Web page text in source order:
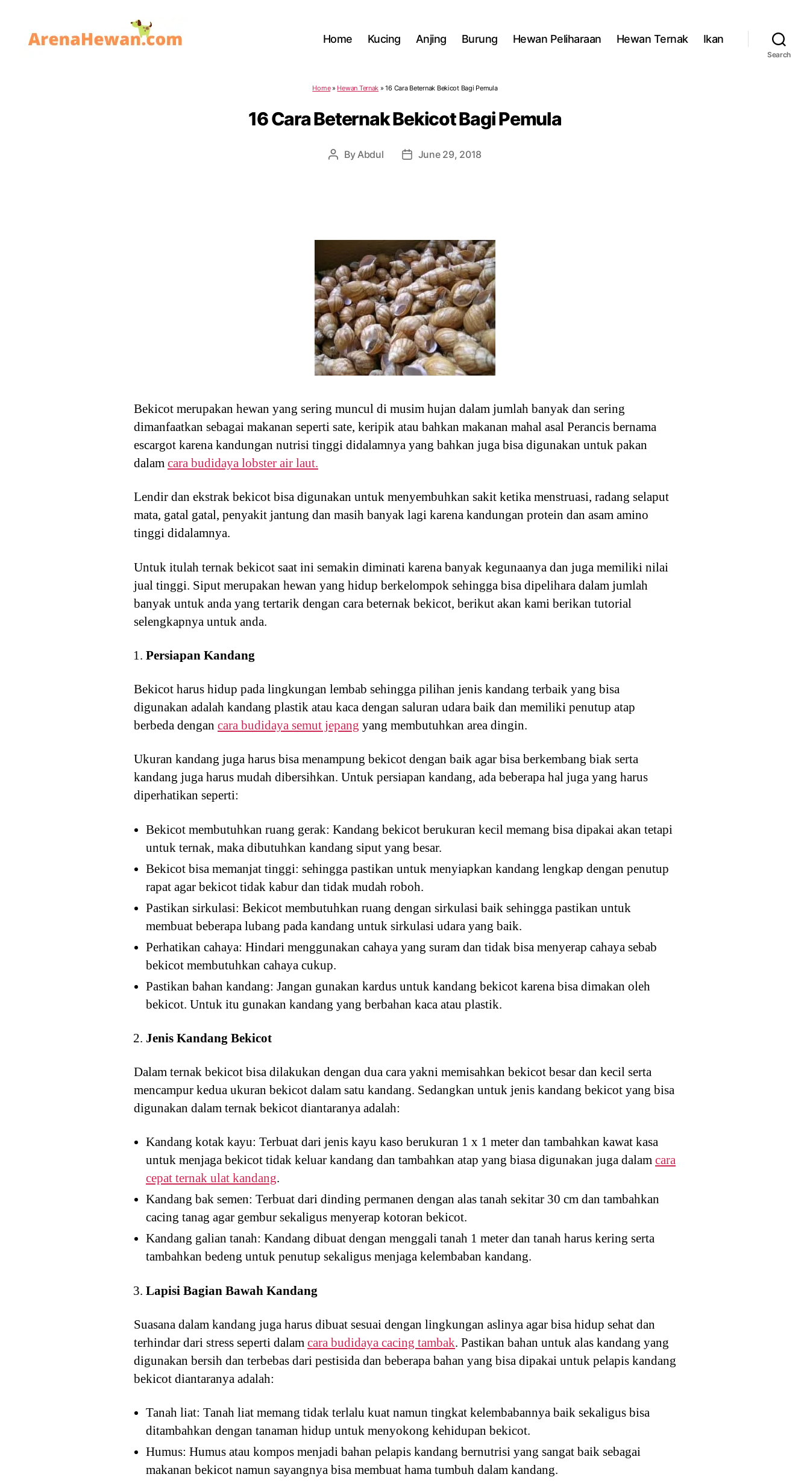
Home Kucing Anjing Burung Hewan Peliharaan Hewan Ternak Ikan
Search
Home» Hewan Ternak »16 Cara Beternak Bekicot Bagi Pemula
16 Cara Beternak Bekicot Bagi Pemula
Post
ByAbdul
PostJune 29, 2018
Bekicot merupakan hewan yang sering muncul di musim hujan dalam jumlah banyak dan sering
dimanfaatkan sebagai makanan seperti sate, keripik atau bahkan makanan mahal asal Perancis bernama
escargot karena kandungan nutrisi tinggi didalamnya yang bahkan juga bisa digunakan untuk pakan
dalam cara budidaya lobster air laut.
Lendir dan ekstrak bekicot bisa digunakan untuk menyembuhkan sakit ketika menstruasi, radang selaput
mata, gatal gatal, penyakit jantung dan masih banyak lagi karena kandungan protein dan asam amino
tinggi didalamnya.
Untuk itulah ternak bekicot saat ini semakin diminati karena banyak kegunaanya dan juga memiliki nilai
jual tinggi. Siput merupakan hewan yang hidup berkelompok sehingga bisa dipelihara dalam jumlah
banyak untuk anda yang tertarik dengan cara beternak bekicot, berikut akan kami berikan tutorial
selengkapnya untuk anda.
Persiapan Kandang
Bekicot harus hidup pada lingkungan lembab sehingga pilihan jenis kandang terbaik yang bisa
digunakan adalah kandang plastik atau kaca dengan saluran udara baik dan memiliki penutup atap
berbeda dengan cara budidaya semut jepang yang membutuhkan area dingin.
Ukuran kandang juga harus bisa menampung bekicot dengan baik agar bisa berkembang biak serta
kandang juga harus mudah dibersihkan. Untuk persiapan kandang, ada beberapa hal juga yang harus
diperhatikan seperti:
Bekicot membutuhkan ruang gerak: Kandang bekicot berukuran kecil memang bisa dipakai akan tetapi
untuk ternak, maka dibutuhkan kandang siput yang besar.
Bekicot bisa memanjat tinggi: sehingga pastikan untuk menyiapkan kandang lengkap dengan penutup
rapat agar bekicot tidak kabur dan tidak mudah roboh.
Pastikan sirkulasi: Bekicot membutuhkan ruang dengan sirkulasi baik sehingga pastikan untuk
membuat beberapa lubang pada kandang untuk sirkulasi udara yang baik.
Perhatikan cahaya: Hindari menggunakan cahaya yang suram dan tidak bisa menyerap cahaya sebab
bekicot membutuhkan cahaya cukup.
Pastikan bahan kandang: Jangan gunakan kardus untuk kandang bekicot karena bisa dimakan oleh
bekicot. Untuk itu gunakan kandang yang berbahan kaca atau plastik.
Jenis Kandang Bekicot
Dalam ternak bekicot bisa dilakukan dengan dua cara yakni memisahkan bekicot besar dan kecil serta
mencampur kedua ukuran bekicot dalam satu kandang. Sedangkan untuk jenis kandang bekicot yang bisa
digunakan dalam ternak bekicot diantaranya adalah:
Kandang kotak kayu: Terbuat dari jenis kayu kaso berukuran 1 x 1 meter dan tambahkan kawat kasa
untuk menjaga bekicot tidak keluar kandang dan tambahkan atap yang biasa digunakan juga dalam cara
cepat ternak ulat kandang.
Kandang bak semen: Terbuat dari dinding permanen dengan alas tanah sekitar 30 cm dan tambahkan
cacing tanag agar gembur sekaligus menyerap kotoran bekicot.
Kandang galian tanah: Kandang dibuat dengan menggali tanah 1 meter dan tanah harus kering serta
tambahkan bedeng untuk penutup sekaligus menjaga kelembaban kandang.
Lapisi Bagian Bawah Kandang
Suasana dalam kandang juga harus dibuat sesuai dengan lingkungan aslinya agar bisa hidup sehat dan
terhindar dari stress seperti dalam cara budidaya cacing tambak. Pastikan bahan untuk alas kandang yang
digunakan bersih dan terbebas dari pestisida dan beberapa bahan yang bisa dipakai untuk pelapis kandang
bekicot diantaranya adalah:
Tanah liat: Tanah liat memang tidak terlalu kuat namun tingkat kelembabannya baik sekaligus bisa
ditambahkan dengan tanaman hidup untuk menyokong kehidupan bekicot.
Humus: Humus atau kompos menjadi bahan pelapis kandang bernutrisi yang sangat baik sebagai
makanan bekicot namun sayangnya bisa membuat hama tumbuh dalam kandang.